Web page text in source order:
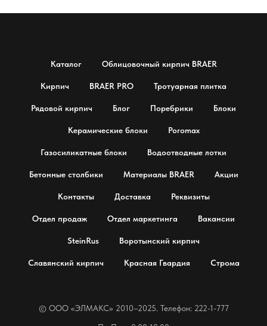
Каталог Облицовочный кирпич BRAER
Кирпич BRAER PRO Тротуарная плитка
Рядовой кирпич Блог Поребрики Блоки
Керамические блоки Poromax
Газосиликатные блоки Водоотводные лотки
Бетонные столбики Материалы BRAER Акции
Контакты Доставка Реквизиты
Отдел продаж Отдел маркетинга Вакансии
SteinRus Воротынский кирпич
Славянский кирпич Красная Гвардия Строма
© OOO «ЭЛМАКС» 2010–2025. Телефон: 222-1-777